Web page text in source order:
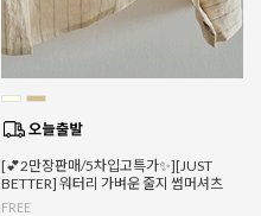
[💕2만장판매/5차입고특가✨][JUST
BETTER] 워터리 가벼운 줄지 썸머셔츠
FREE